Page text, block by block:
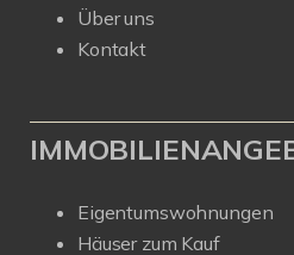
Über uns
Kontakt
Eigentumswohnungen
Häuser zum Kauf